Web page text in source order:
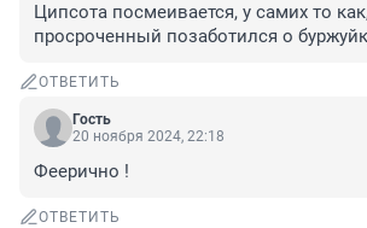
Ципсота посмеивается, у самих то
просроченный позаботился о
ОТВЕТИТЬ
Гость
20 ноября 2024, 22:18
Феерично !
ОТВЕТИТЬ